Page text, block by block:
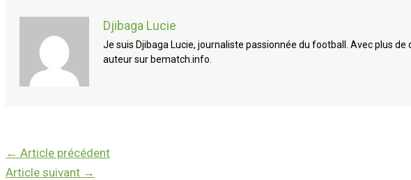
Djibaga Lucie
Je suis Djibaga Lucie, journaliste passionnée du football. Avec plus
auteur sur bematch.info.
← Article précédent
Article suivant →